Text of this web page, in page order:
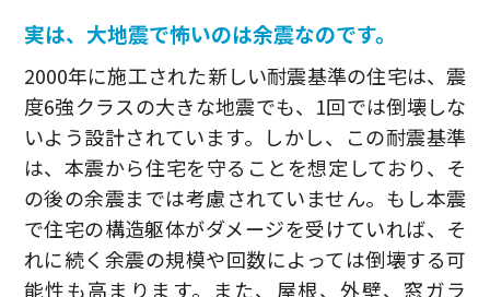
実は、大地震で怖いのは余震なのです。
2000年に施工された新しい耐震基準の住宅は、震
度6強クラスの大きな地震でも、1回では倒壊しな
いよう設計されています。しかし、この耐震基準
は、本震から住宅を守ることを想定しており、そ
の後の余震までは考慮されていません。もし本震
で住宅の構造躯体がダメージを受けていれば、そ
れに続く余震の規模や回数によっては倒壊する可
能性も高まります。また、屋根、外壁、窓ガラ